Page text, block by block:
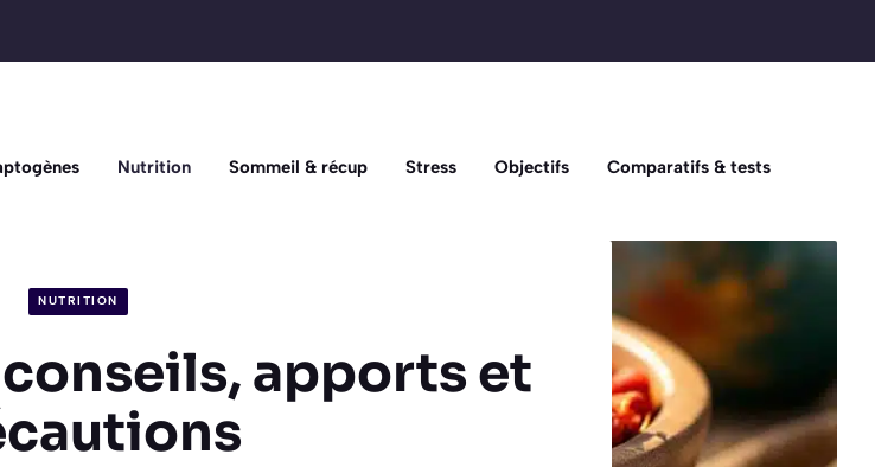
Nutrition Sommeil & récup Stress Objectifs Comparatifs & tests
NUTRITION
apports et